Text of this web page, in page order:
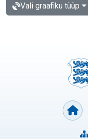
Vali graafiku tüüp